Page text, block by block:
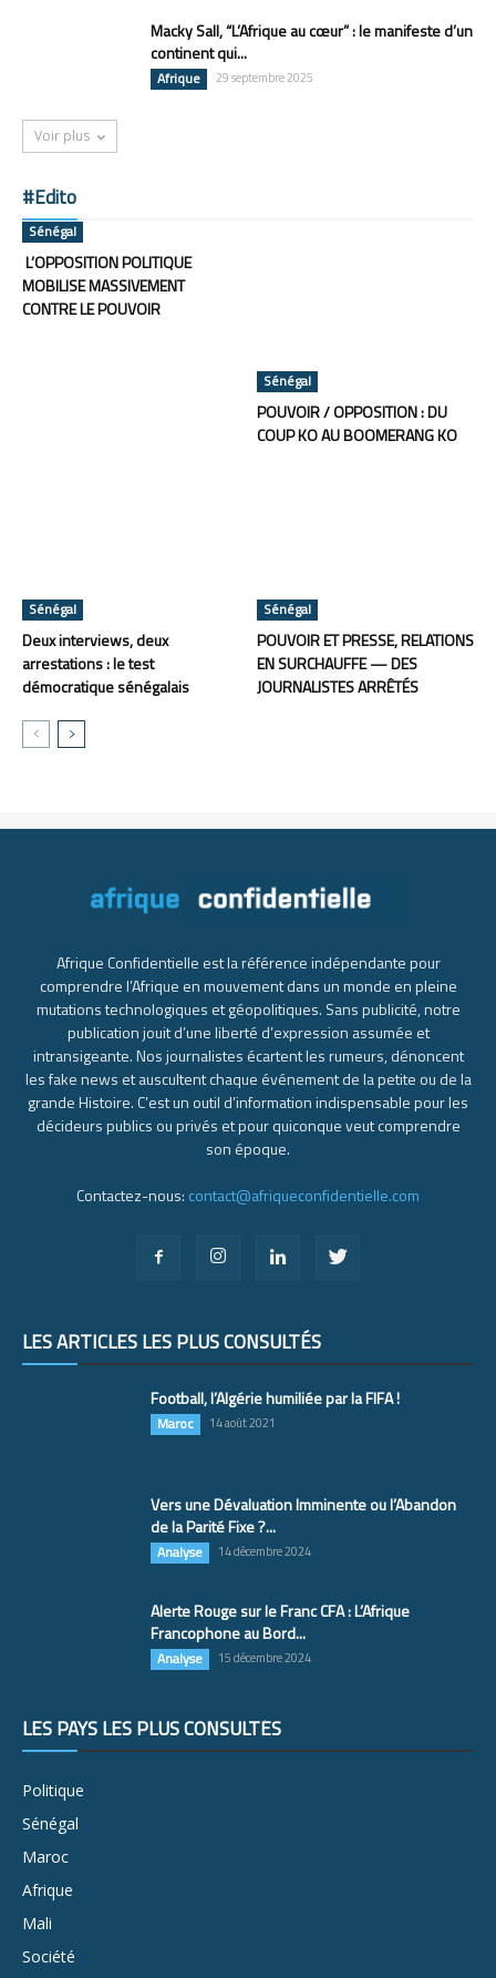
Macky Sall, “L’Afrique au cœur” : le manifeste d’un
continent qui...
Afrique 29 septembre 2025
Voir plus
#Edito
Sénégal
L’OPPOSITION POLITIQUE
MOBILISE MASSIVEMENT
CONTRE LE POUVOIR
Sénégal
POUVOIR / OPPOSITION : DU
COUP KO AU BOOMERANG KO
Sénégal
Deux interviews, deux
arrestations : le test
démocratique sénégalais
Sénégal
POUVOIR ET PRESSE, RELATIONS
EN SURCHAUFFE — DES
JOURNALISTES ARRÊTÉS
Afrique Confidentielle est la référence indépendante pour
comprendre l’Afrique en mouvement dans un monde en pleine
mutations technologiques et géopolitiques. Sans publicité, notre
publication jouit d’une liberté d’expression assumée et
intransigeante. Nos journalistes écartent les rumeurs, dénoncent
les fake news et auscultent chaque événement de la petite ou de la
grande Histoire. C’est un outil d’information indispensable pour les
décideurs publics ou privés et pour quiconque veut comprendre
son époque.
Contactez-nous: contact@afriqueconfidentielle.com
LES ARTICLES LES PLUS CONSULTÉS
Football, l’Algérie humiliée par la FIFA !
Maroc 14 août 2021
Vers une Dévaluation Imminente ou l’Abandon
de la Parité Fixe ?...
Analyse 14 décembre 2024
Alerte Rouge sur le Franc CFA : L’Afrique
Francophone au Bord...
Analyse 15 décembre 2024
LES PAYS LES PLUS CONSULTÉS
Politique
Sénégal
Maroc
Afrique
Mali
Société